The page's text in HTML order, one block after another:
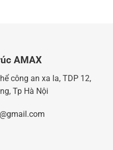
AMAX
công an xa la, TDP 12,
Tp Hà Nội